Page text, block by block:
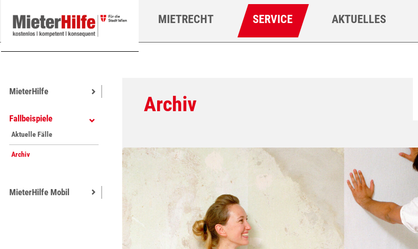
MIETRECHT SERVICE AKTUELLES
MieterHilfe
Fallbeispiele
Aktuelle Fälle
Archiv
MieterHilfe Mobil
Archiv